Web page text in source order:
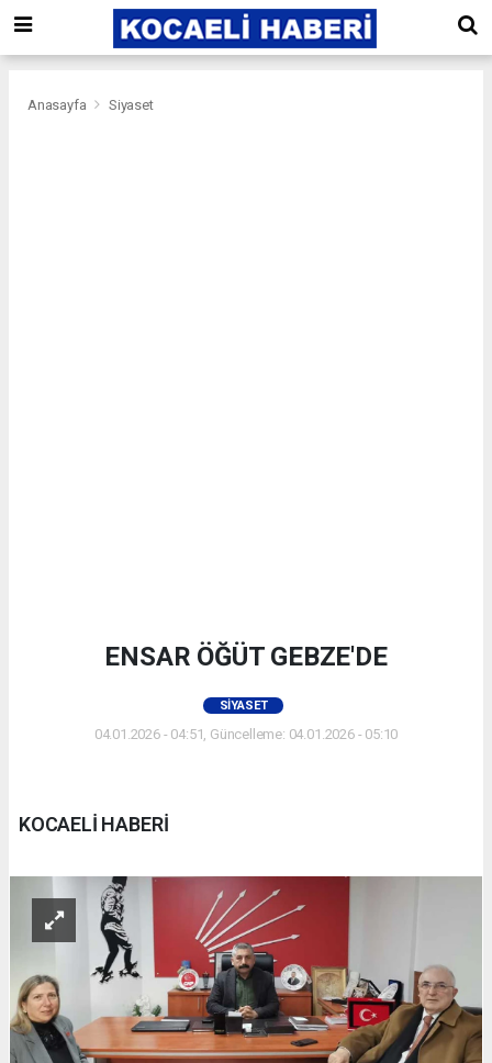
Anasayfa Siyaset
ENSAR ÖĞÜT GEBZE'DE
SIYASET
04.01.2026 - 04:51, Güncelleme: 04.01.2026 - 05:10
KOCAELİ HABERİ